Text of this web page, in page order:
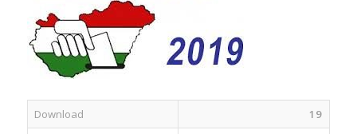
Download
19